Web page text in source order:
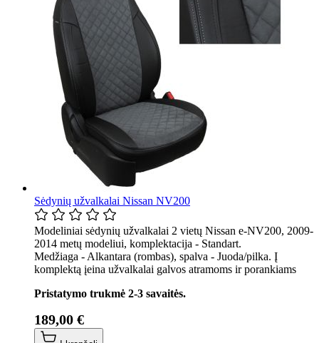
Sėdynių užvalkalai Nissan NV200
Modeliniai sėdynių užvalkalai 2 vietų Nissan e-NV200, 2009-
2014 metų modeliui, komplektacija - Standart.
Medžiaga - Alkantara (rombas), spalva - Juoda/pilka. Į
komplektą įeina užvalkalai galvos atramoms ir porankiams
Pristatymo trukmė 2-3 savaitės.
189,00 €